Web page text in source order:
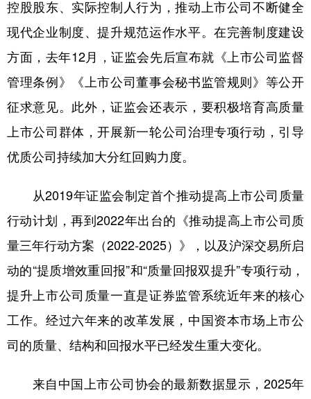
浙江 安徽 江西
山东 河南 湖北 湖南
广东 广西 海南 重庆
四川 贵州 云南 西藏
陕西 甘肃 青海 宁夏
多语种频道
English Español Français عربى
控股股东、实际控制人行为，推动上市公司不断健全
现代企业制度、提升规范运作水平。在完善制度建设
方面，去年12月，证监会先后宣布就《上市公司监督
管理条例》《上市公司董事会秘书监管规则》等公开
征求意见。此外，证监会还表示，要积极培育高质量
上市公司群体，开展新一轮公司治理专项行动，引导
优质公司持续加大分红回购力度。
从2019年证监会制定首个推动提高上市公司质量
行动计划，再到2022年出台的《推动提高上市公司质
量三年行动方案（2022-2025）》，以及沪深交易所启
动的“提质增效重回报”和“质量回报双提升”专项行动，
提升上市公司质量一直是证券监管系统近年来的核心
工作。经过六年来的改革发展，中国资本市场上市公
司的质量、结构和回报水平已经发生重大变化。
来自中国上市公司协会的最新数据显示，2025年